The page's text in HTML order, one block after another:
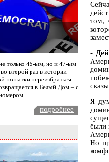
только 45-ым, но и 47-ым
второй раз в истории
попытки переизбраться
в Белый Дом – с
подробнее
том,
-
Я
были
Но